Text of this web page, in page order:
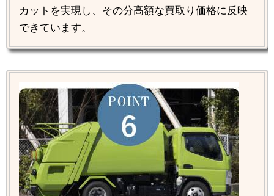
カットを実現し、その分高額な買取り価格に反映
できています。